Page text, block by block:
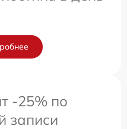
-25% по
записи